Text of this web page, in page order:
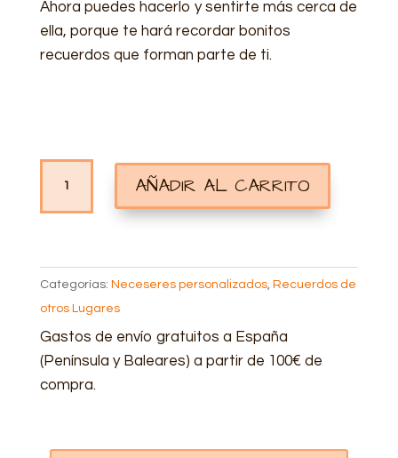
Ahora puedes hacerlo y sentirte más cerca de
ella, porque te hará recordar bonitos
recuerdos que forman parte de ti.
NECESER
PERSONALIZADO
COLOMBIA
AÑADIR AL CARRITO
Categorías: Neceseres personalizados, Recuerdos de
otros Lugares
Gastos de envío gratuitos a España
(Península y Baleares) a partir de 100€ de
compra.